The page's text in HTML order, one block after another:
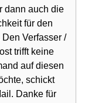
dann auch die
für den
Verfasser /
trifft keine
auf diesen
schickt
Danke für